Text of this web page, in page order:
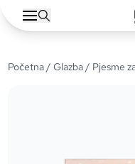
Početna/Glazba/ Pjesme